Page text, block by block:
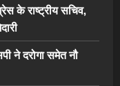
के राष्ट्रीय सचिव,
ने दरोगा समेत नौ